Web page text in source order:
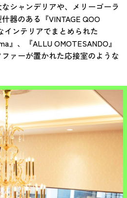
シャンデリアや、メリーゴーラ
器のある『VINTAGE QOO
インテリアでまとめられた
』、『ALLU OMOTESANDO』
ァーが置かれた応接室のような